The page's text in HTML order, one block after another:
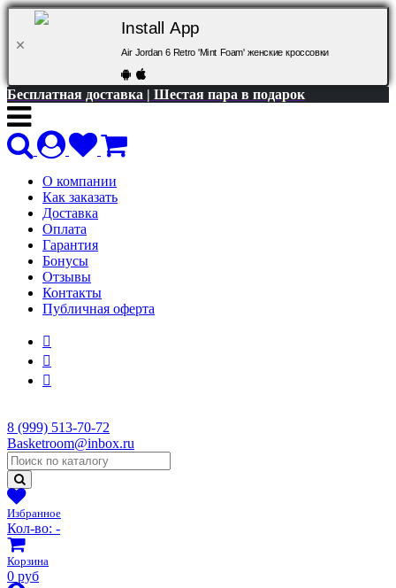
Install App
Air Jordan 6 Retro 'Mint Foam' женские кроссовки
Бесплатная доставка | Шестая пара в подарок
О компании
Как заказать
Доставка
Оплата
Гарантия
Бонусы
Отзывы
Контакты
Публичная оферта
8 (999) 513-70-72
Basketroom@inbox.ru
Избранное
Кол-во: -
Корзина
0 руб